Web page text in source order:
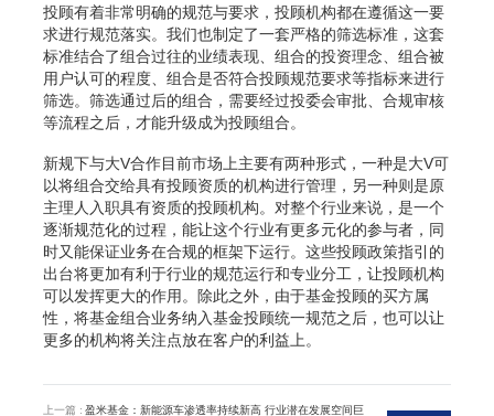
投顾有着非常明确的规范与要求，投顾机构都在遵循这一要
求进行规范落实。我们也制定了一套严格的筛选标准，这套
标准结合了组合过往的业绩表现、组合的投资理念、组合被
用户认可的程度、组合是否符合投顾规范要求等指标来进行
筛选。筛选通过后的组合，需要经过投委会审批、合规审核
等流程之后，才能升级成为投顾组合。
新规下与大V合作目前市场上主要有两种形式，一种是大V可
以将组合交给具有投顾资质的机构进行管理，另一种则是原
主理人入职具有资质的投顾机构。对整个行业来说，是一个
逐渐规范化的过程，能让这个行业有更多元化的参与者，同
时又能保证业务在合规的框架下运行。这些投顾政策指引的
出台将更加有利于行业的规范运行和专业分工，让投顾机构
可以发挥更大的作用。除此之外，由于基金投顾的买方属
性，将基金组合业务纳入基金投顾统一规范之后，也可以让
更多的机构将关注点放在客户的利益上。
上一篇 : 盈米基金：新能源车渗透率持续新高 行业潜在发展空间巨